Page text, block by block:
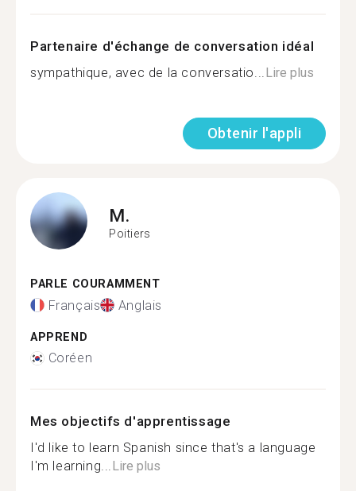
Partenaire d'échange de conversation idéal
sympathique, avec de la conversatio...Lire plus
Obtenir l'appli
M.
Poitiers
PARLE COURAMMENT
Français Anglais
APPREND
Coréen
Mes objectifs d'apprentissage
I'd like to learn Spanish since that's a language
I'm learning...Lire plus